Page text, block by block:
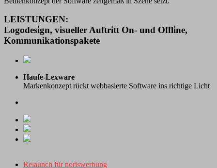
LEISTUNGEN:
Logodesign, visueller Auftritt On- und Offline,
Kommunikationspakete
Haufe-Lexware
Markenkonzept rückt webbasierte Software ins richtige Licht
Relaunch für noriswerbung